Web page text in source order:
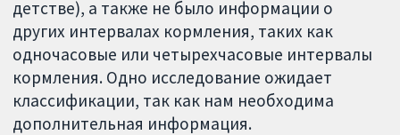
детстве), а также не было информации о
других интервалах кормления, таких как
одночасовые или четырехчасовые интервалы
кормления. Одно исследование ожидает
классификации, так как нам необходима
дополнительная информация.